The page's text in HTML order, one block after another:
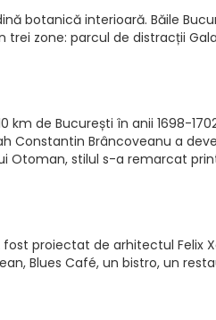
botanică interioară. Băile
zone: parcul de distracții
de București în anii 1698-
Brâncoveanu a
Otoman, stilul s-a remarcat
proiectat de arhitectul Felix
Blues Café, un bistro, un